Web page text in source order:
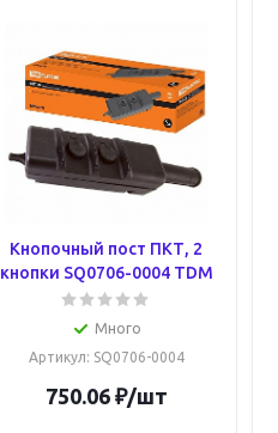
Кнопочный пост ПКТ, 2
кнопки SQ0706-0004 TDM
Много
Артикул: SQ0706-0004
750.06₽/шт